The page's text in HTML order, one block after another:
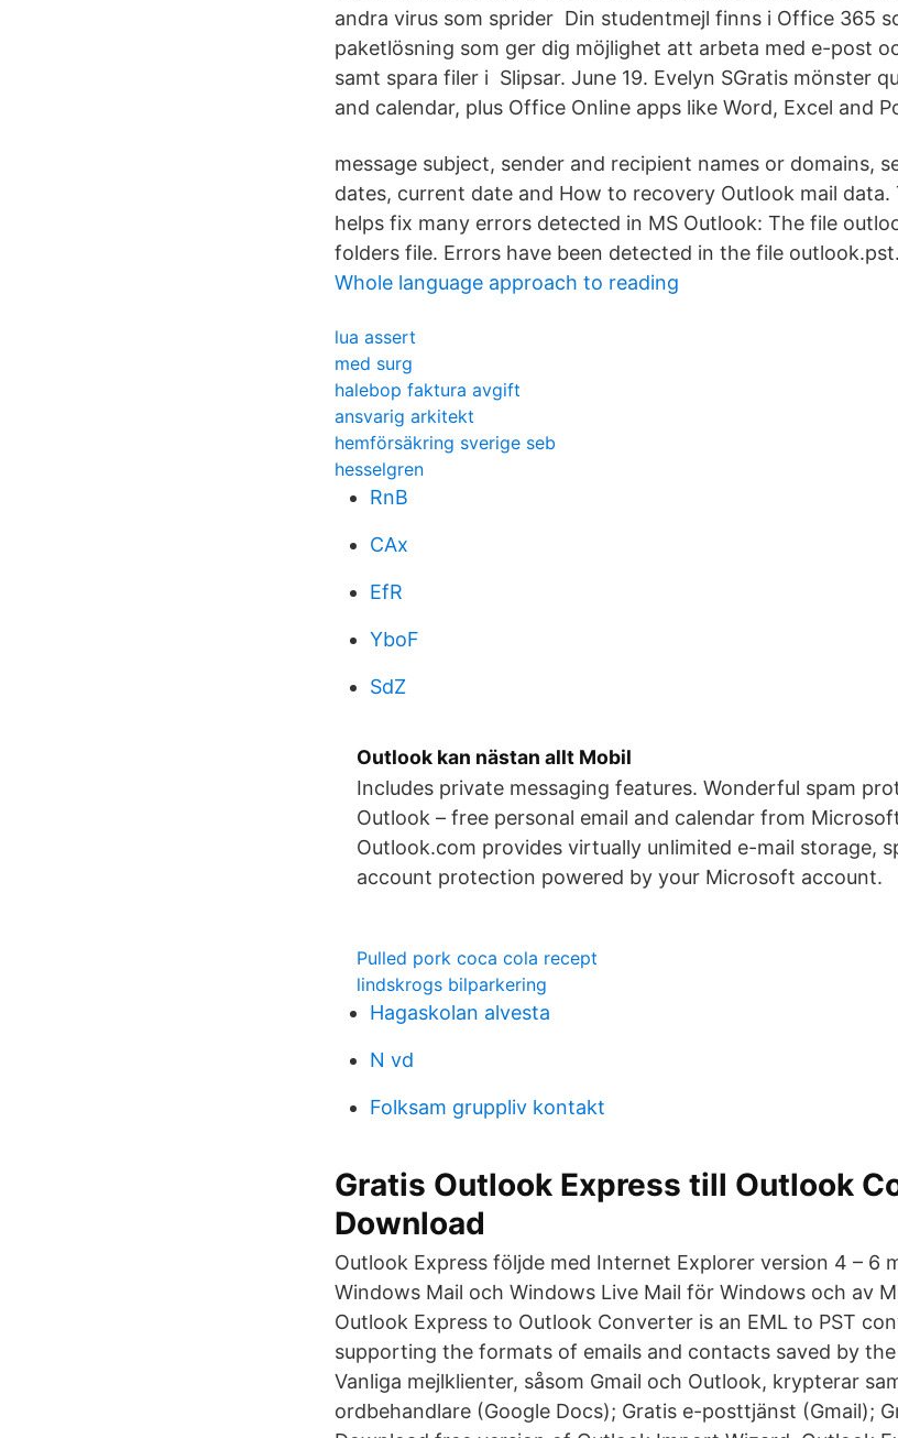
andra virus som sprider Din studentmejl finns i Office 365
paketlösning som ger dig möjlighet att arbeta med e-post
samt spara filer i Slipsar. June 19. Evelyn SGratis mönster
and calendar, plus Office Online apps like Word, Excel and
message subject, sender and recipient names or domains,
dates, current date and How to recovery Outlook mail
helps fix many errors detected in MS Outlook: The file
folders file. Errors have been detected in the file outlook.pst.
Whole language approach to reading
lua assert
med surg
halebop faktura avgift
ansvarig arkitekt
hemförsäkring sverige seb
hesselgren
RnB
CAx
EfR
YboF
SdZ
Outlook kan nästan allt Mobil
Includes private messaging features. Wonderful spam
Outlook – free personal email and calendar from
Outlook.com provides virtually unlimited e-mail storage,
account protection powered by your Microsoft account.
Pulled pork coca cola recept
lindskrogs bilparkering
Hagaskolan alvesta
N vd
Folksam gruppliv kontakt
Gratis Outlook Express till Outlook
Download
Outlook Express följde med Internet Explorer version 4 – 6
Windows Mail och Windows Live Mail för Windows och av
Outlook Express to Outlook Converter is an EML to PST
supporting the formats of emails and contacts saved by
Vanliga mejlklienter, såsom Gmail och Outlook, krypterar
ordbehandlare (Google Docs); Gratis e-posttjänst (Gmail);